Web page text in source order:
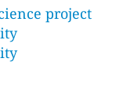
project